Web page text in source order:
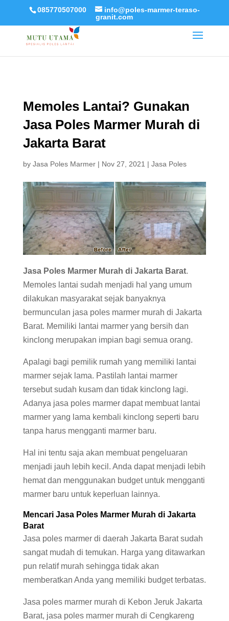
085770507000
info@poles-marmer-teraso-
granit.com
Memoles Lantai? Gunakan
Jasa Poles Marmer Murah di
Jakarta Barat
by Jasa Poles Marmer| Nov 27, 2021 | Jasa Poles
Jasa Poles Marmer Murah di Jakarta Barat.
Memoles lantai sudah menjadi hal yang umum
dilakukan masyarakat sejak banyaknya
bermunculan jasa poles marmer murah di Jakarta
Barat. Memiliki lantai marmer yang bersih dan
kinclong merupakan impian bagi semua orang.
Apalagi bagi pemilik rumah yang memiliki lantai
marmer sejak lama. Pastilah lantai marmer
tersebut sudah kusam dan tidak kinclong lagi.
Adanya jasa poles marmer dapat membuat lantai
marmer yang lama kembali kinclong seperti baru
tanpa harus mengganti marmer baru.
Hal ini tentu saja akan membuat pengeluaran
menjadi jauh lebih kecil. Anda dapat menjadi lebih
hemat dan menggunakan budget untuk mengganti
marmer baru untuk keperluan lainnya.
Mencari Jasa Poles Marmer Murah di Jakarta
Barat
Jasa poles marmer di daerah Jakarta Barat sudah
sangat mudah di temukan. Harga yang ditawarkan
pun relatif murah sehingga tidak akan
memberatkan Anda yang memiliki budget terbatas.
Jasa poles marmer murah di Kebon Jeruk Jakarta
Barat, jasa poles marmer murah di Cengkareng